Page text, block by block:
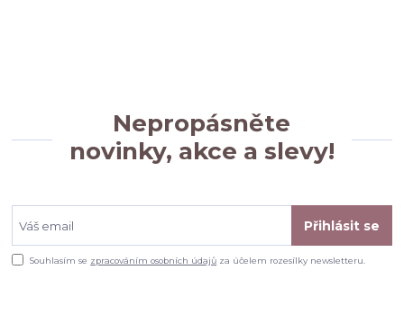
Nepropásněte
novinky, akce a slevy!
Přihlásit se
Souhlasím se zpracováním osobních údajů za účelem rozesílky newsletteru.